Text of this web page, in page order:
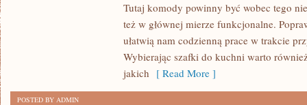
SPĘDZAMY
STOSUNKOWO
MNÓSTWO
CZASU
Tutaj komody powinny być wobec tego
też w głównej mierze funkcjonalne.
ułatwią nam codzienną prace w trakcie
Wybierając szafki do kuchni warto
jakich [ Read More ]
POSTED BY ADMIN